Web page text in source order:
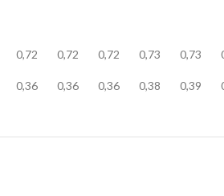
0,72
0,36
0,72
0,36
0,72
0,36
0,73
0,38
0,73
0,39